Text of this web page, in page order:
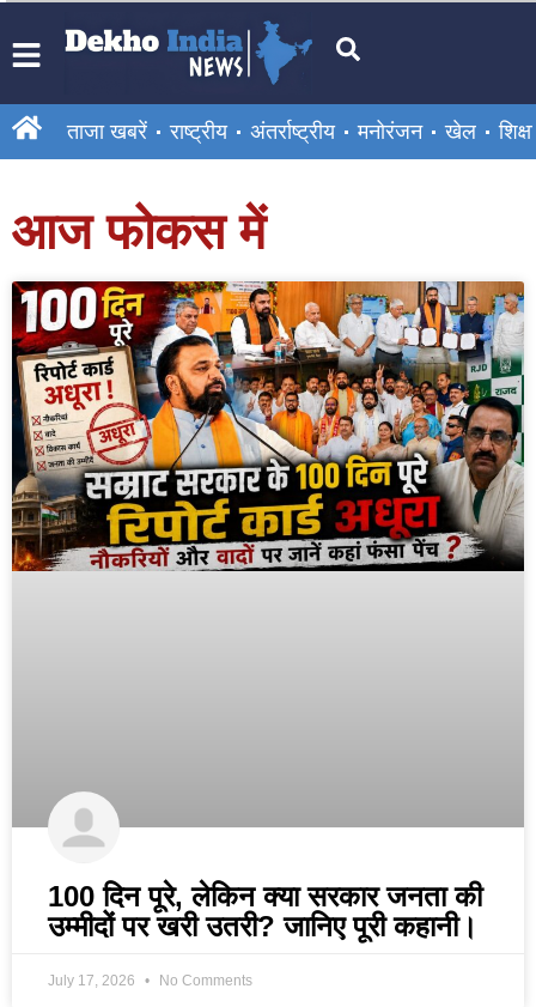
ताजा खबरें राष्ट्रीय अंतर्राष्ट्रीय मनोरंजन खेल शिक्षा
आज फोकस में
100 दिन पूरे, लेकिन क्या सरकार जनता की
उम्मीदों पर खरी उतरी? जानिए पूरी कहानी।
July 17, 2026 No Comments